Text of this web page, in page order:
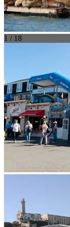
1 / 18